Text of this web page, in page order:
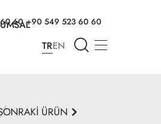
60 +90 549 523 60 60
TREN
ÜRÜN